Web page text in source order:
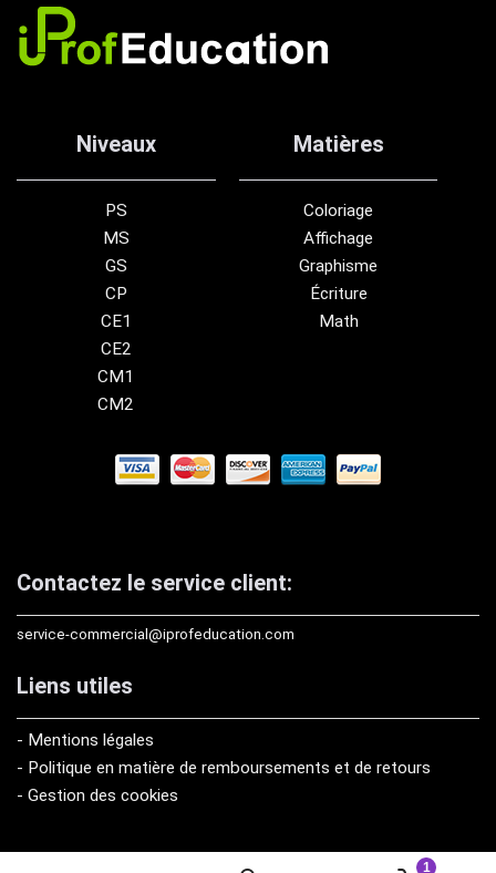
1
Niveaux
PS
MS
GS
CP
CE1
CE2
CM1
CM2
Matières
Coloriage
Affichage
Graphisme
Écriture
Math
Contactez le service client:
service-commercial@iprofeducation.com
Liens utiles
- Mentions légales
- Politique en matière de remboursements et de retours
- Gestion des cookies